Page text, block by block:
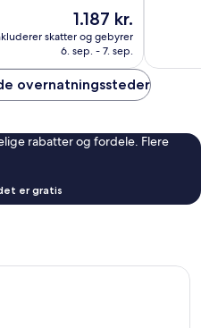
Prisen
er
1.187 kr.
1.187 kr.
skatter og gebyrer
6. sep. - 7. sep.
overnatningssteder
rabatter og fordele. Flere
er gratis